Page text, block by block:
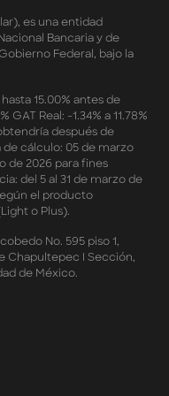
“3 de 3” 2026
Tasa de Interés en
- Tasas
de Cashback
Enero -
Intereses y SplitK
a la Tarjeta de
es una entidad
Bancaria y de
Federal, bajo la
hasta 15.00% antes de
GAT Real: -1.34% a 11.78%
después de
cálculo: 05 de marzo
de 2026 para fines
del 5 al 31 de marzo de
el producto
o Plus).
No. 595 piso 1,
Chapultepec I Sección,
de México.